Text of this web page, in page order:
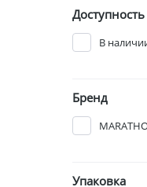
Доступность
В
Бренд
Упаковка